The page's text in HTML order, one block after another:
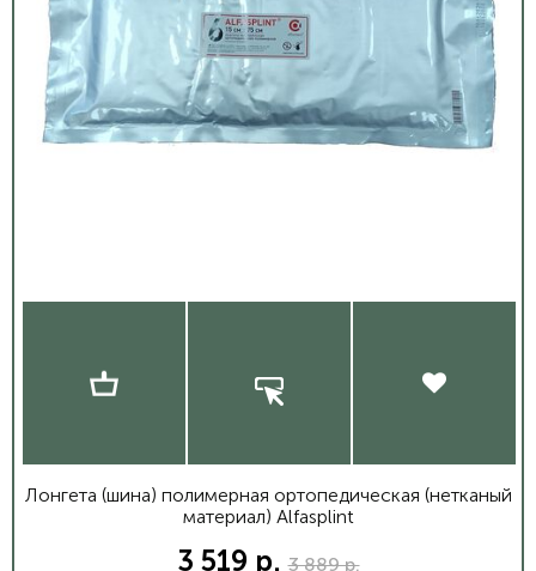
Лонгета (шина) полимерная ортопедическая (нетканый
материал) Alfasplint
3 519 р.3 889 р.